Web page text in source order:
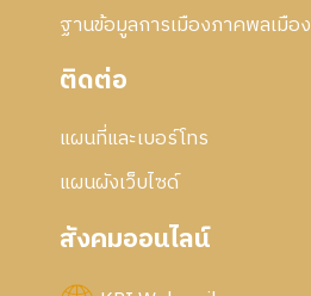
ฐานข้อมูลการเมืองภาคพลเมือง
ติดต่อ
แผนที่และเบอร์โทร
แผนผังเว็บไซด์
สังคมออนไลน์